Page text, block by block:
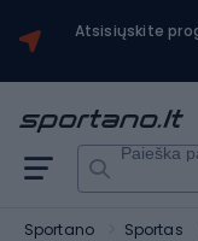
Atsisiųskite
Paieška
Sportano Sportas